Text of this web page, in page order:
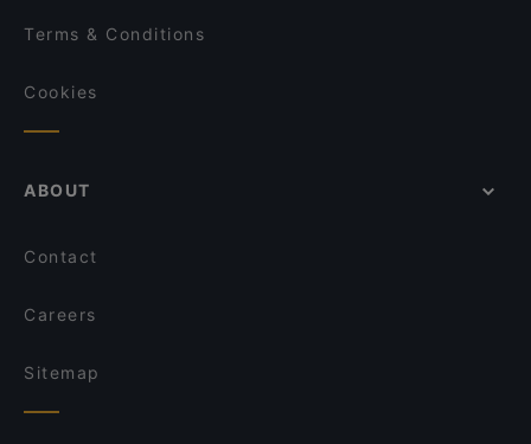
Terms & Conditions
Cookies
ABOUT
Contact
Careers
Sitemap